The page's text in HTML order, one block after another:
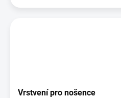
Vrstvení pro nošence